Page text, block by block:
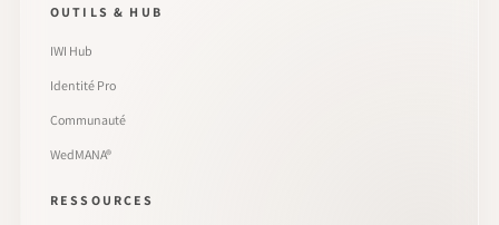
OUTILS & HUB
IWI Hub
Identité Pro
Communauté
WedMANA®
RESSOURCES